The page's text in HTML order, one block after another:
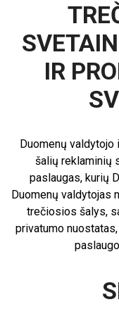
IR
Duomenų
šalių reklaminių
paslaugas, kurių
Duomenų valdytojas
trečiosios šalys,
privatumo